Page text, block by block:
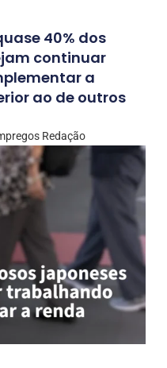
40% dos
continuar
a
ao de outros
Redação